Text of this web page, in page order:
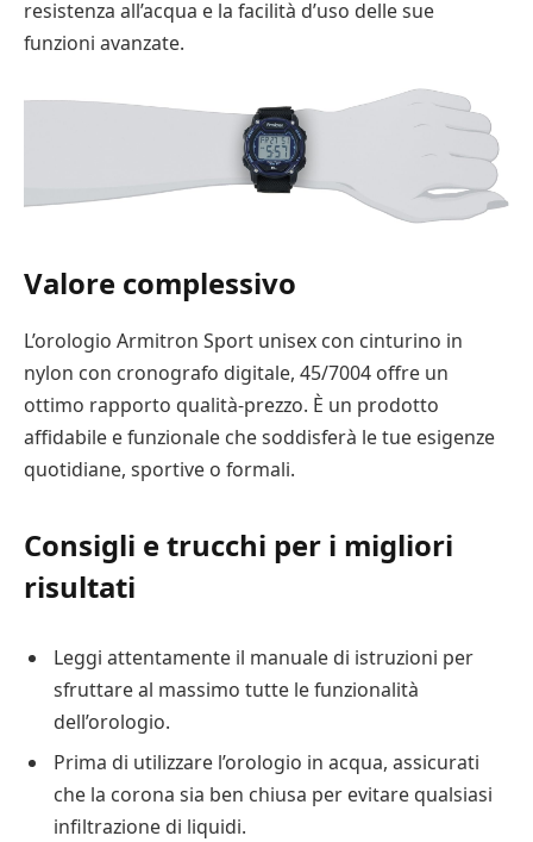
resistenza all’acqua e la facilità d’uso delle sue
funzioni avanzate.
Valore complessivo
L’orologio Armitron Sport unisex con cinturino in
nylon con cronografo digitale, 45/7004 offre un
ottimo rapporto qualità-prezzo. È un prodotto
affidabile e funzionale che soddisferà le tue esigenze
quotidiane, sportive o formali.
Consigli e trucchi per i migliori
risultati
Leggi attentamente il manuale di istruzioni per
sfruttare al massimo tutte le funzionalità
dell’orologio.
Prima di utilizzare l’orologio in acqua, assicurati
che la corona sia ben chiusa per evitare qualsiasi
infiltrazione di liquidi.